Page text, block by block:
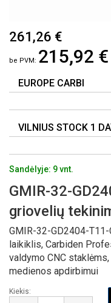
Į
PAVEIKSLĖLIŲ
PRADŽIĄ
261,26 €
215,92 €
EUROPE CARBI
VILNIUS STOCK 1
Sandėlyje: 9 vnt.
GMIR-32-
griovelių
GMIR-32-GD2404-
laikiklis, Carbiden
valdymo CNC
medienos apdirbimui
Kiekis: